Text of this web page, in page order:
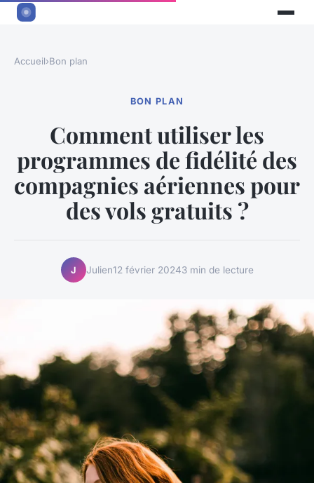
Accueil›Bon plan
BON PLAN
Comment utiliser les
programmes de fidélité des
compagnies aériennes pour
des vols gratuits ?
J Julien12 février 20243 min de lecture